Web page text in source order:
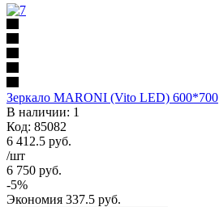
Зеркало MARONI (Vito LED) 600*700
В наличии: 1
Код: 85082
6 412.5 руб.
/шт
6 750 руб.
-5%
Экономия 337.5 руб.